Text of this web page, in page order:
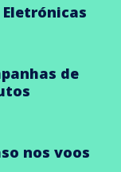
de
nos voos